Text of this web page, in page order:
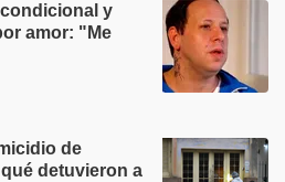
y
amor: "Me
de
detuvieron a